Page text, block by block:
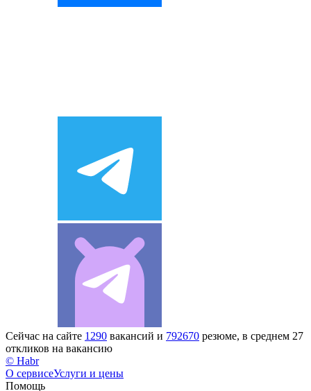
Сейчас на сайте 1290 вакансий и 792670 резюме, в среднем 27
откликов на вакансию
© Habr
О сервисеУслуги и цены
Помощь